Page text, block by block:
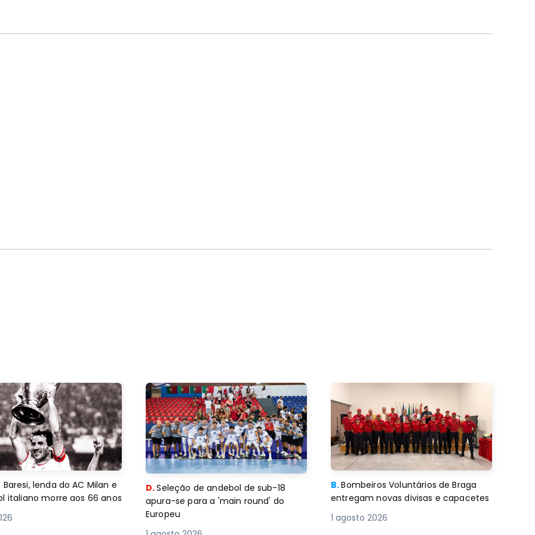
Baresi, lenda do AC Milan e
italiano morre aos 66 anos
D.Seleção de andebol de sub-18
apura-se para a 'main round' do
Europeu
B.Bombeiros Voluntários de Braga
entregam novas divisas e capacetes
1 agosto 2026